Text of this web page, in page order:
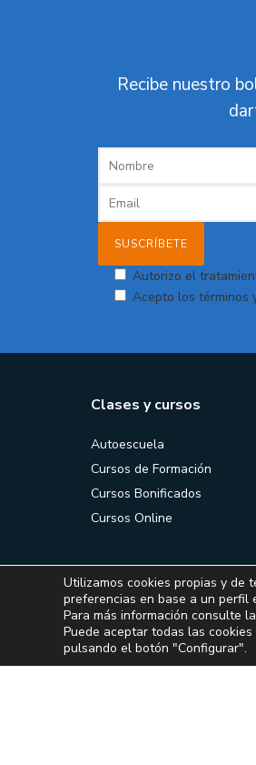
Recibe nuestro
Autorizo el
Acepto los términos
Clases y cursos
Autoescuela
Cursos de Formación
Cursos Bonificados
Cursos Online
Utilizamos cookies propias y de
preferencias en base a un perfil
Para más información consulte la
Puede aceptar todas las
pulsando el botón "Configurar".